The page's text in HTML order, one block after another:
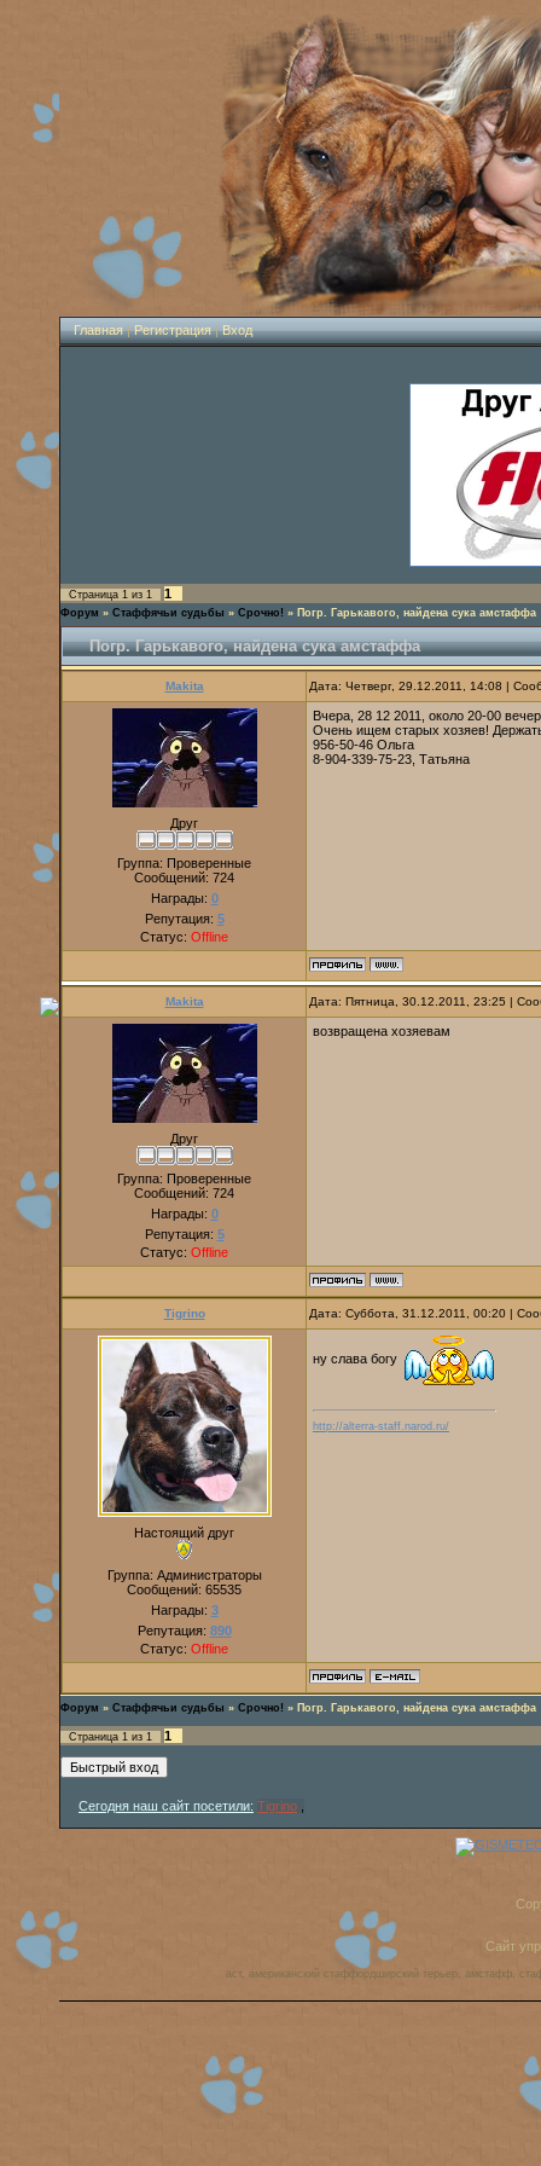
Главная|Регистрация|Вход
Страница 1 из 1 1
Форум » Стаффячьи судьбы » Срочно! » Погр. Гарькавого, найдена сука амстаффа
Погр. Гарькавого, найдена сука амстаффа
Makita Дата: Четверг, 29.12.2011, 14:08 |
Друг
Группа: Проверенные
Сообщений: 724
Награды: 0
Репутация: 5
Статус: Offline
Вчера, 28 12 2011, около 20-00
Очень ищем старых хозяев!
956-50-46 Ольга
8-904-339-75-23, Татьяна
Makita Дата: Пятница, 30.12.2011, 23:25 |
Друг
Группа: Проверенные
Сообщений: 724
Награды: 0
Репутация: 5
Статус: Offline
возвращена хозяевам
Tigrino Дата: Суббота, 31.12.2011, 00:20 |
Настоящий друг
Группа: Администраторы
Сообщений: 65535
Награды: 3
Репутация: 890
Статус: Offline
ну слава богу
http://alterra-staff.narod.ru/
Форум » Стаффячьи судьбы » Срочно! » Погр. Гарькавого, найдена сука амстаффа
Страница 1 из 1 1
Сегодня наш сайт посетили: Tigrino
Сайт
аст, американский стаффордширский терьер, амстафф,